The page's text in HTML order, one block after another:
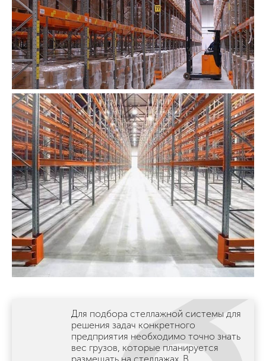
Для подбора стеллажной системы для
решения задач конкретного
предприятия необходимо точно знать
вес грузов, которые планируется